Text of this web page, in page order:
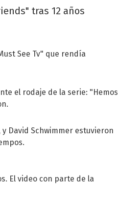
tras 12 años
See Tv" que rendía
el rodaje de la serie: "Hemos
David Schwimmer estuvieron
El video con parte de la